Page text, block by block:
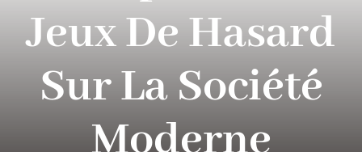
Jeux De Hasard
Sur La Société